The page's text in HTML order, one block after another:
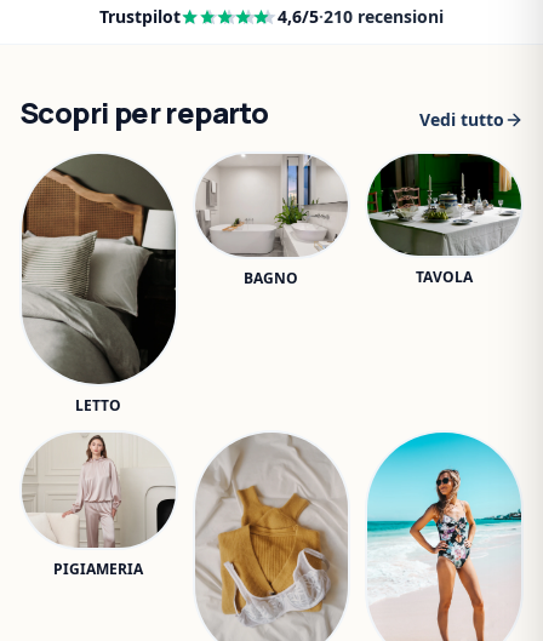
Trustpilot 4,6/5·210 recensioni
Scopri per reparto Vedi tutto
LETTO
BAGNO TAVOLA
PIGIAMERIA